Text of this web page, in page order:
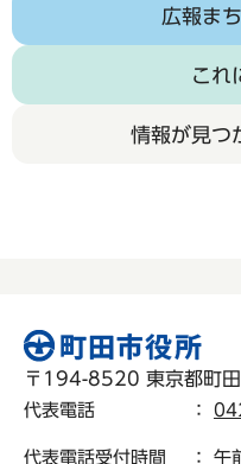
広報ま
これ
情報が見つ
〒194-8520 東京都町
代表電話 ：
代表電話受付時間 ： 午